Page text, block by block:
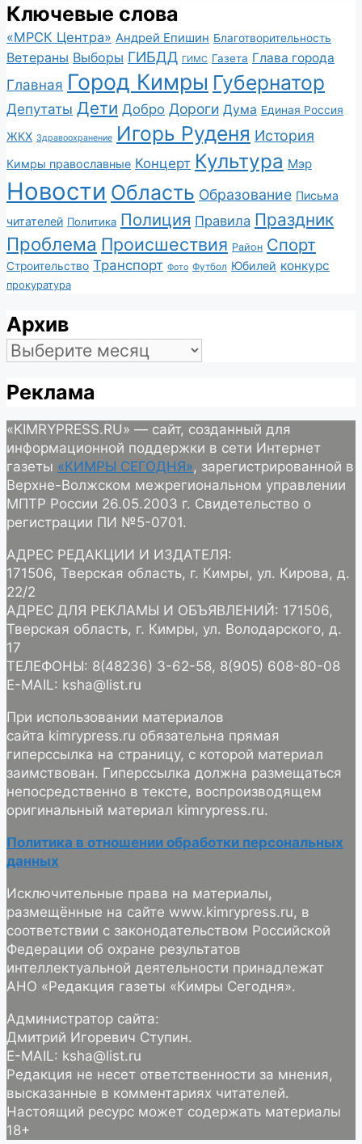
Ключевые слова
«МРСК Центра» Андрей Епишин Благотворительность
Ветераны Выборы ГИБДД ГИМС Газета Глава города
Главная Город Кимры Губернатор
Депутаты Дети Добро Дороги Дума Единая Россия
ЖКХ Здравоохранение Игорь Руденя История
Кимры православные Концерт Культура Мэр
Новости Область Образование Письма
читателей Политика Полиция Правила Праздник
Проблема Происшествия Район Спорт
Строительство Транспорт Фото Футбол Юбилей конкурс
прокуратура
Архив
Архив
Реклама
«KIMRYPRESS.RU» — сайт, созданный для
информационной поддержки в сети Интернет
газеты «КИМРЫ СЕГОДНЯ», зарегистрированной в
Верхне-Волжском межрегиональном управлении
МПТР России 26.05.2003 г. Свидетельство о
регистрации ПИ №5-0701.
АДРЕС РЕДАКЦИИ И ИЗДАТЕЛЯ:
171506, Тверская область, г. Кимры, ул. Кирова, д.
22/2
АДРЕС ДЛЯ РЕКЛАМЫ И ОБЪЯВЛЕНИЙ: 171506,
Тверская область, г. Кимры, ул. Володарского, д.
17
ТЕЛЕФОНЫ: 8(48236) 3-62-58, 8(905) 608-80-08
E-MAIL: ksha@list.ru
При использовании материалов
сайта kimrypress.ru обязательна прямая
гиперссылка на страницу, с которой материал
заимствован. Гиперссылка должна размещаться
непосредственно в тексте, воспроизводящем
оригинальный материал kimrypress.ru.
Политика в отношении обработки персональных
данных
Исключительные права на материалы,
размещённые на сайте www.kimrypress.ru, в
соответствии с законодательством Российской
Федерации об охране результатов
интеллектуальной деятельности принадлежат
АНО «Редакция газеты «Кимры Сегодня».
Администратор сайта:
Дмитрий Игоревич Ступин.
E-MAIL: ksha@list.ru
Редакция не несет ответственности за мнения,
высказанные в комментариях читателей.
Настоящий ресурс может содержать материалы
18+